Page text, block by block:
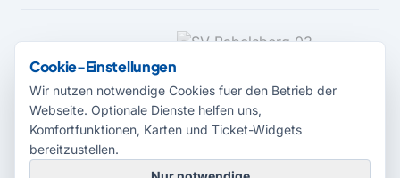
MEDIENPARTNER
Cookie-Einstellungen
Wir nutzen notwendige Cookies fuer den Betrieb der
Webseite. Optionale Dienste helfen uns,
Komfortfunktionen, Karten und Ticket-Widgets
bereitzustellen.